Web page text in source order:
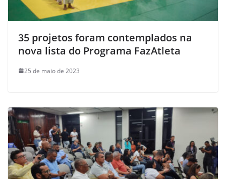
35 projetos foram contemplados na
nova lista do Programa FazAtleta
25 de maio de 2023